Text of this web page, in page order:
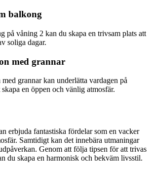
balkong
på våning 2 kan du skapa en trivsam plats att
soliga dagar.
med grannar
grannar kan underlätta vardagen på
en öppen och vänlig atmosfär.
erbjuda fantastiska fördelar som en vacker
Samtidigt kan det innebära utmaningar
Genom att följa tipsen för att trivas
du skapa en harmonisk och bekväm livsstil.